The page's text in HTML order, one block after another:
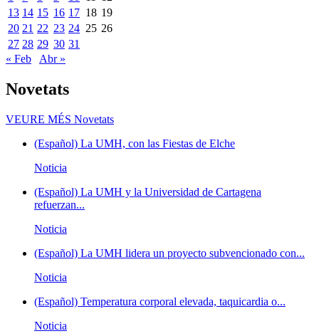
13 14 15 16 17 18 19
20 21 22 23 24 25 26
27 28 29 30 31
« Feb
Abr »
Novetats
VEURE MÉS Novetats
(Español) La UMH, con las Fiestas de Elche
Noticia
(Español) La UMH y la Universidad de Cartagena
refuerzan...
Noticia
(Español) La UMH lidera un proyecto subvencionado con...
Noticia
(Español) Temperatura corporal elevada, taquicardia o...
Noticia